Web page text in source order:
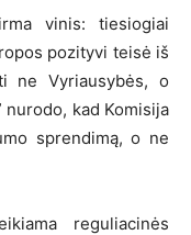
vinis: tiesiogiai
pozityvi teisė iš
ne Vyriausybės, o
nurodo, kad Komisija
sprendimą, o ne
reguliacinės